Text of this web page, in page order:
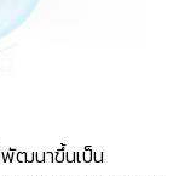
พัฒนาขึ้นเป็น